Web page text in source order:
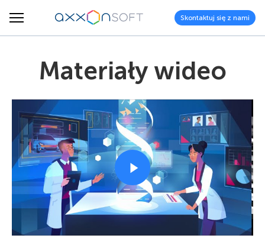
Skontaktuj się z nami
Materiały wideo